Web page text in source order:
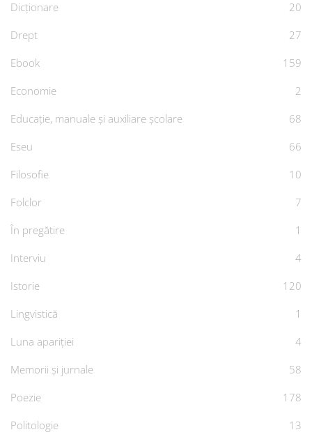
Dicționare
20
Drept
27
Ebook
159
Economie
2
Educație, manuale și auxiliare școlare
68
Eseu
66
Filosofie
10
Folclor
7
În pregătire
1
Interviu
4
Istorie
120
Lingvistică
1
Luna apariției
4
Memorii și jurnale
58
Poezie
178
Politologie
13